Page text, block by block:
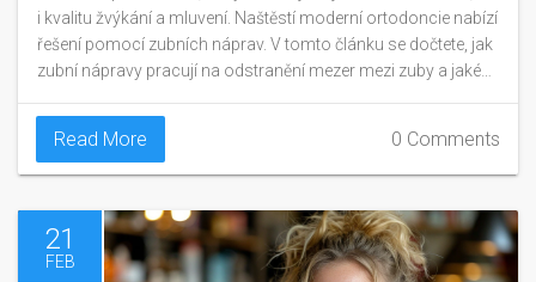
i kvalitu žvýkání a mluvení. Naštěstí moderní ortodoncie nabízí
řešení pomocí zubních náprav. V tomto článku se dočtete, jak
zubní nápravy pracují na odstranění mezer mezi zuby a jaké
neviditelné alignery až po lingvální technologie, zjistíte vše
potřebné pro informované rozhodnutí o vašem
ortodontickém léčení.
Read More 0 Comments
21
FEB